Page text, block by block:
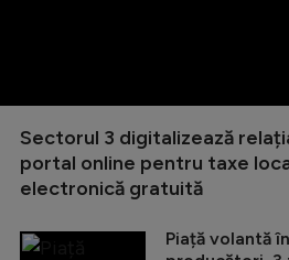
Sectorul 3 digitalizează
portal online pentru taxe
electronică gratuită
Piață volantă